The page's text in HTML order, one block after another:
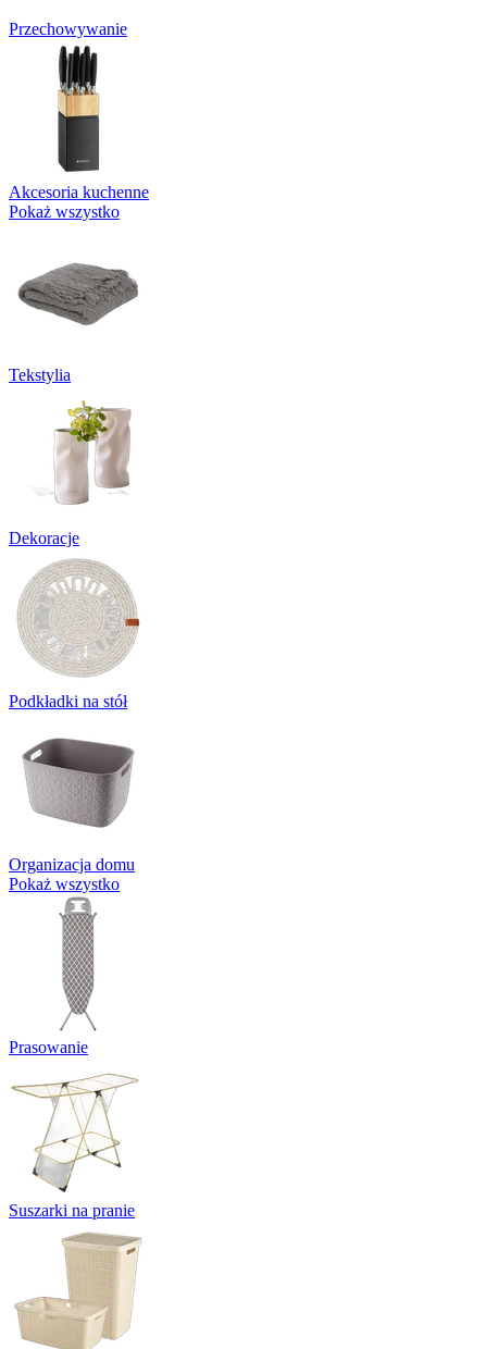
Przechowywanie
Akcesoria kuchenne
Pokaż wszystko
Tekstylia
Dekoracje
Podkładki na stół
Organizacja domu
Pokaż wszystko
Prasowanie
Suszarki na pranie